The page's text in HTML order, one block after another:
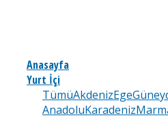
Anasayfa
Yurt İçi
TümüAkdenizEge
AnadoluKaradeniz